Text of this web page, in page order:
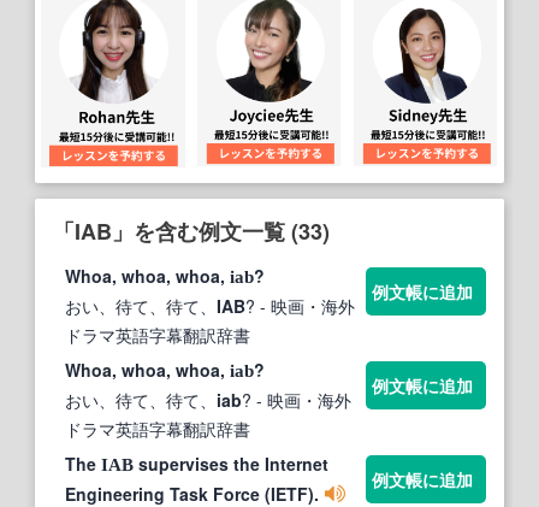
「IAB」を含む例文一覧 (33)
Whoa, whoa, whoa, iab?
おい、待て、待て、 IAB? - 映画・海外
ドラマ英語字幕翻訳辞書
例文帳に追加
Whoa, whoa, whoa, iab?
おい、待て、待て、 iab? - 映画・海外
ドラマ英語字幕翻訳辞書
例文帳に追加
The IAB supervises the Internet
Engineering Task Force (IETF).
例文帳に追加